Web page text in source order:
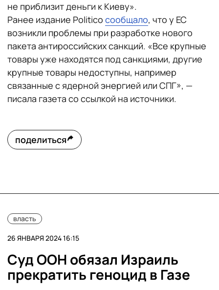
не приблизит деньги к Киеву».
Ранее издание Politico сообщало, что у ЕС
возникли проблемы при разработке нового
пакета антироссийских санкций. «Все крупные
товары уже находятся под санкциями, другие
крупные товары недоступны, например
связанные с ядерной энергией или СПГ», —
писала газета со ссылкой на источники.
поделиться
власть
26 ЯНВАРЯ 2024 16:15
Суд ООН обязал Израиль
прекратить геноцид в Газе